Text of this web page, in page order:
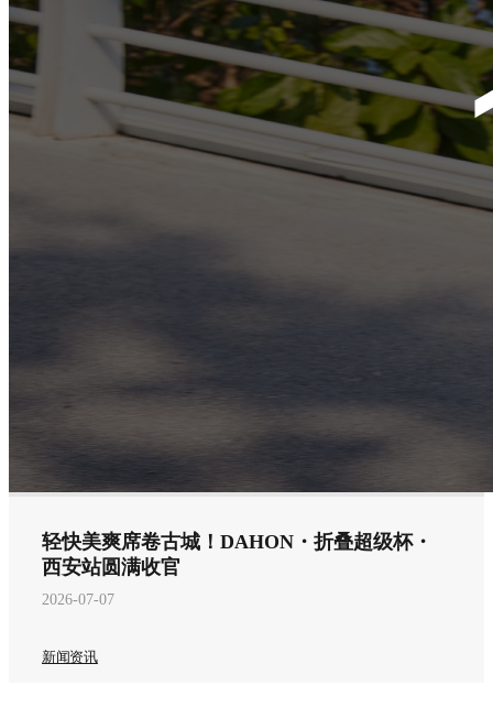
轻快美爽席卷古城！DAHON・折叠超级杯・
西安站圆满收官
2026-07-07
新闻资讯